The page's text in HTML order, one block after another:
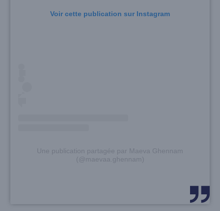
Voir cette publication sur Instagram
Une publication partagée par Maeva Ghennam
(@maevaa.ghennam)